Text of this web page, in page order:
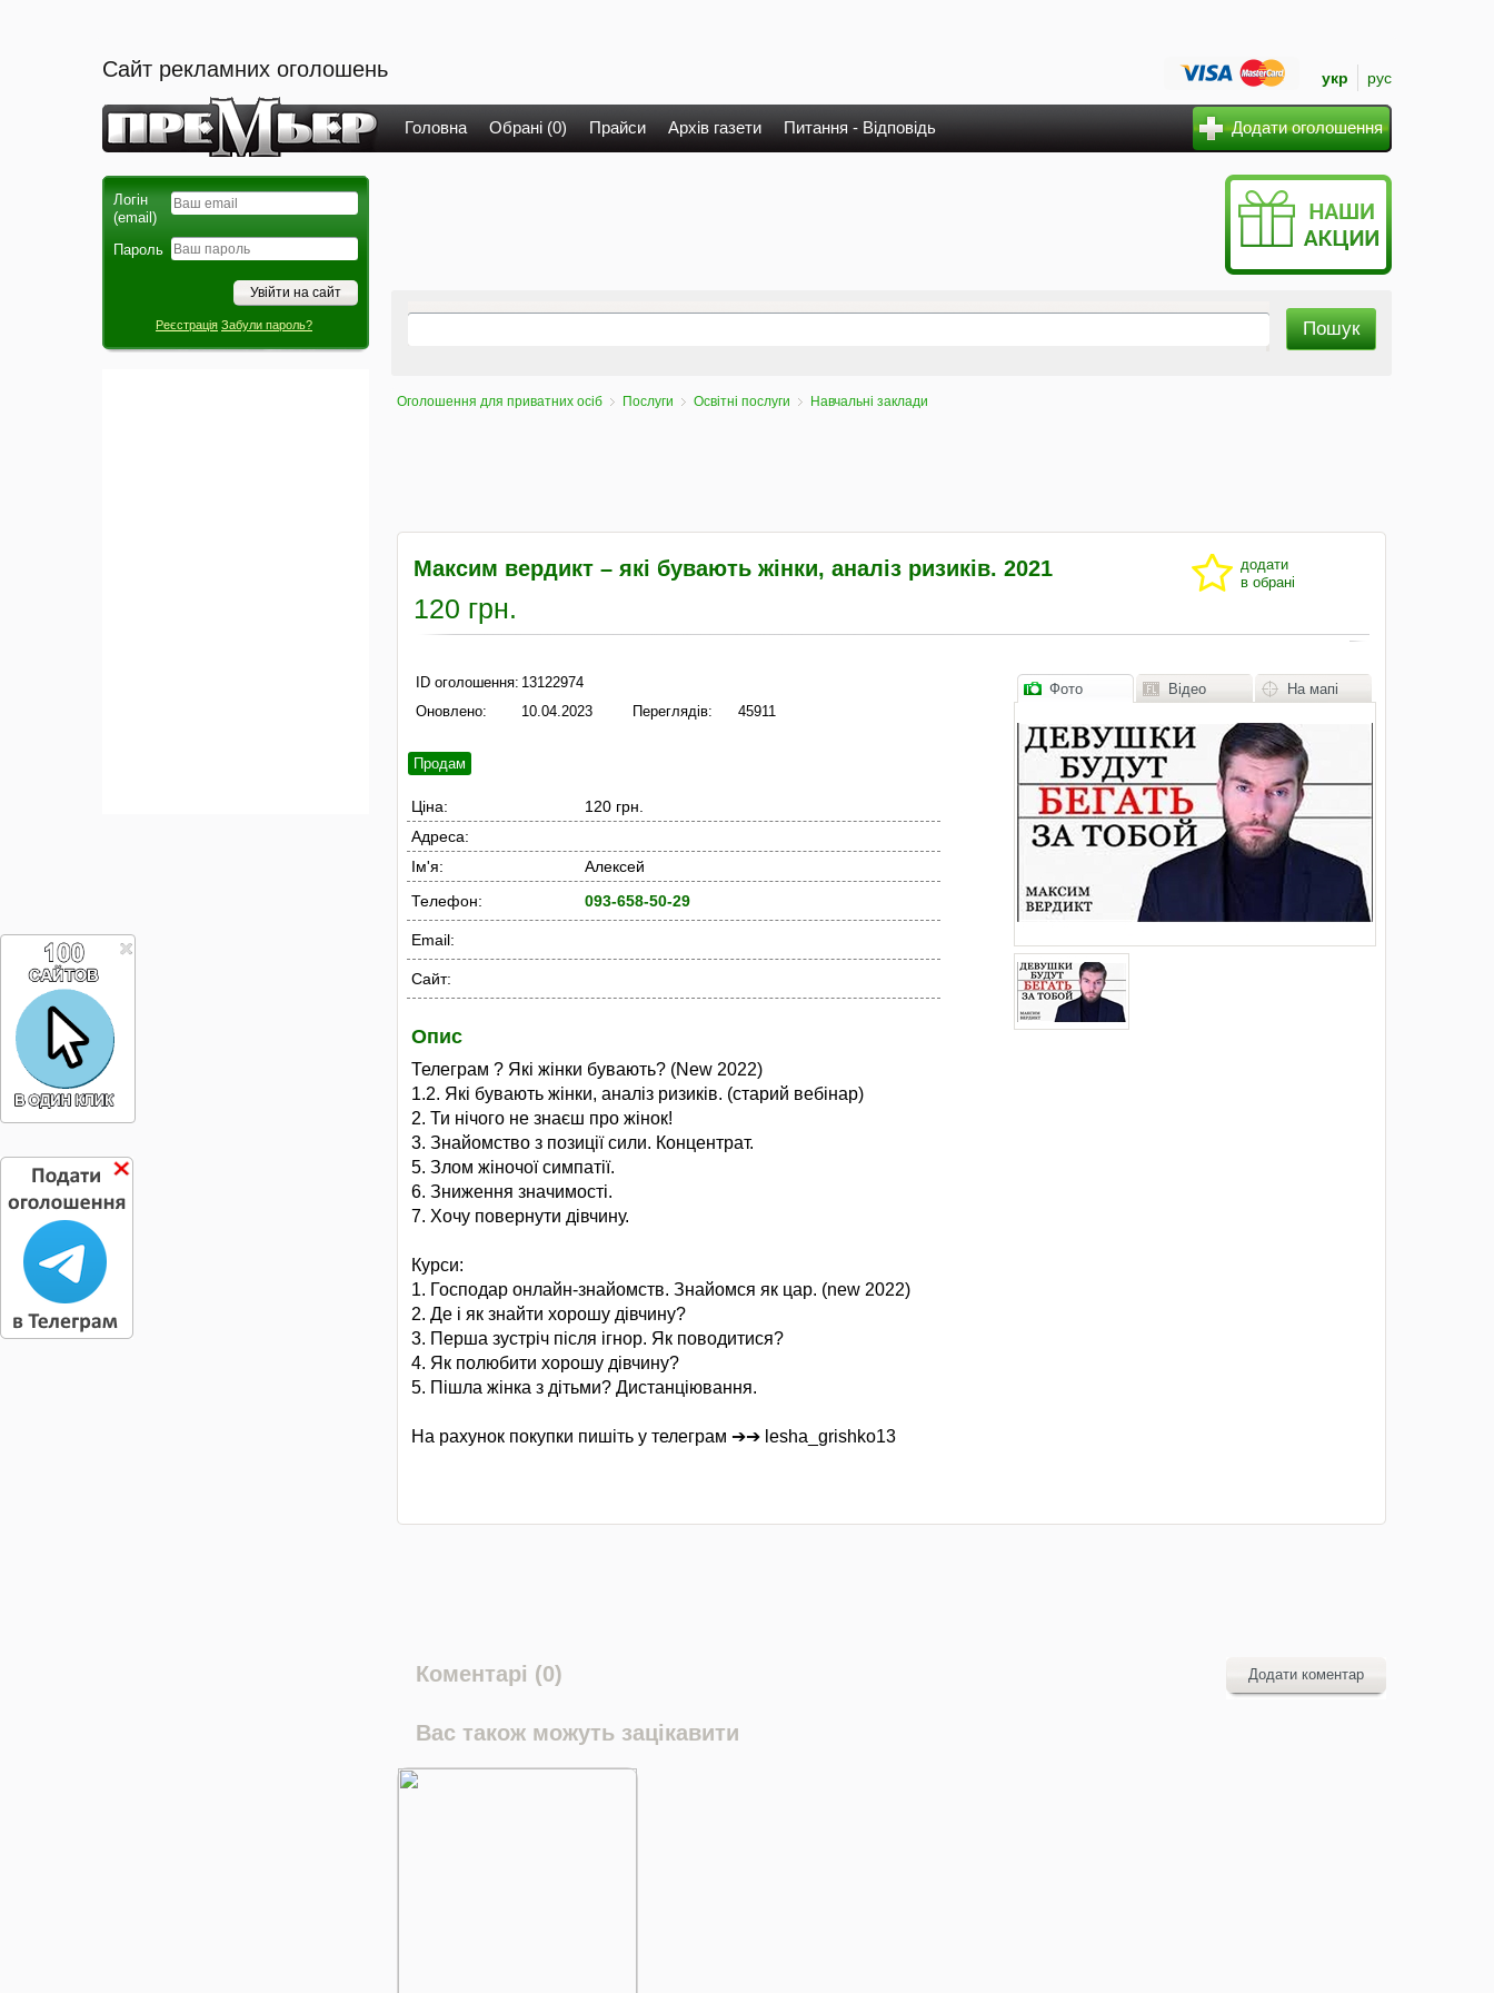
Сайт рекламних оголошень укр рус
Головна Обрані (0) Прайси Архів газети Питання - Відповідь Додати оголошення
Логін
(email)
Пароль
Реєстрація Забули пароль?
Оголошення для приватних осіб Послуги Освітні послуги Навчальні заклади
Максим вердикт – які бувають жінки, аналіз ризиків. 2021
додати
в обрані
120 грн.
ID оголошення: 13122974
Оновлено:
10.04.2023 Переглядів: 45911
Продам
Ціна:
120 грн.
Адреса:
Ім'я:
Алексей
Телефон:
093-658-50-29
Email:
Сайт:
Опис
Телеграм ? Які жінки бувають? (New 2022)
1.2. Які бувають жінки, аналіз ризиків. (старий вебінар)
2. Ти нічого не знаєш про жінок!
3. Знайомство з позиції сили. Концентрат.
5. Злом жіночої симпатії.
6. Зниження значимості.
7. Хочу повернути дівчину.
Курси:
1. Господар онлайн-знайомств. Знайомся як цар. (new 2022)
2. Де і як знайти хорошу дівчину?
3. Перша зустріч після ігнор. Як поводитися?
4. Як полюбити хорошу дівчину?
5. Пішла жінка з дітьми? Дистанціювання.
На рахунок покупки пишіть у телеграм ➔➔ lesha_grishko13
Фото Відео На мапі
Коментарі (0) Додати коментар
Вас також можуть зацікавити